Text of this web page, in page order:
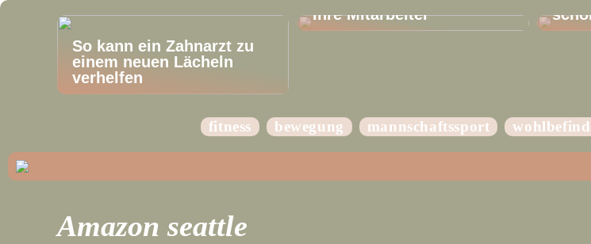
So kann ein Zahnarzt zu
einem neuen Lächeln
verhelfen
Ihre Mitarbeiter
fitness bewegung mannschaftssport
Amazon seattle